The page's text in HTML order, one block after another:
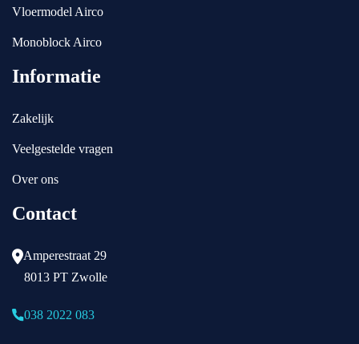
Vloermodel Airco
Monoblock Airco
Informatie
Zakelijk
Veelgestelde vragen
Over ons
Contact
Amperestraat 29
8013 PT Zwolle
038 2022 083